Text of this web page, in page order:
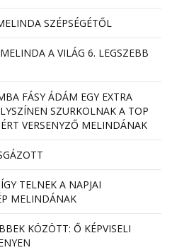
SZÉPSÉGÉTŐL
A VILÁG 6. LEGSZEBB
FÁSY ÁDÁM EGY EXTRA
SZURKOLNAK A TOP
VERSENYZŐ MELINDÁNAK
TELNEK A NAPJAI
MELINDÁNAK
KÖZÖTT: Ő KÉPVISELI